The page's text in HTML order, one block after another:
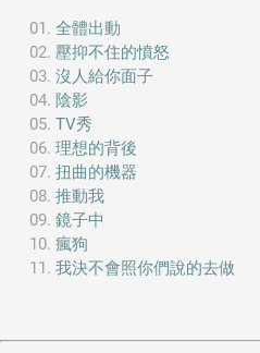
全體出動
壓抑不住的憤怒
沒人給你面子
陰影
TV秀
理想的背後
扭曲的機器
推動我
鏡子中
瘋狗
我決不會照你們說的去做